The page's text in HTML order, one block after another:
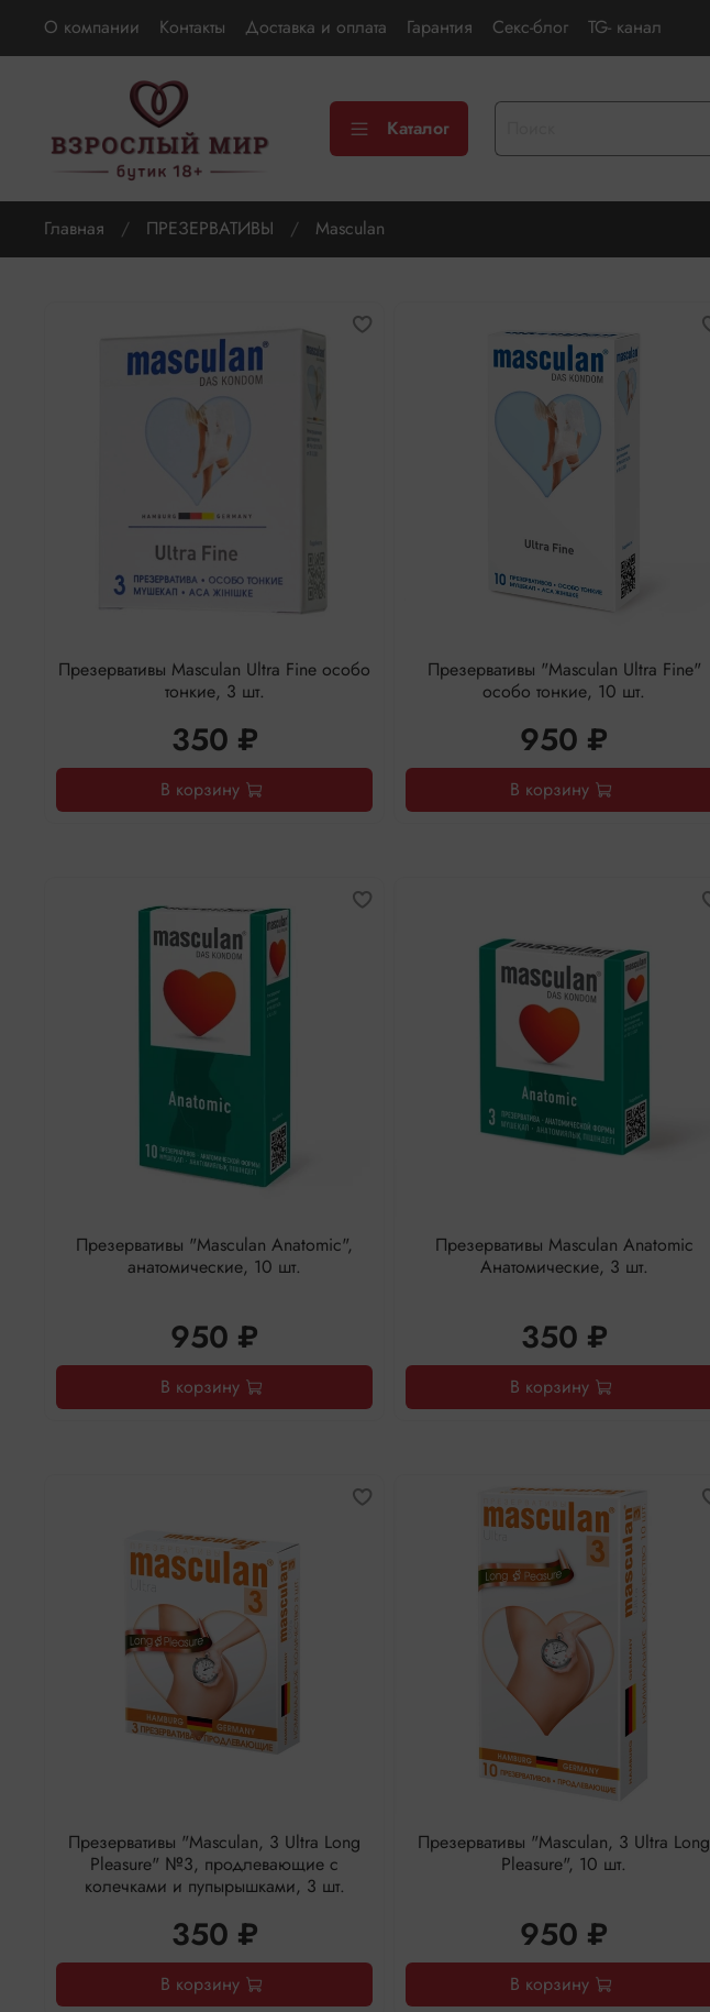
О компании Контакты Доставка и оплата Гарантия Секс-блог TG- канал
Каталог
Главная ПРЕЗЕРВАТИВЫ Masculan
Презервативы Masculan Ultra Fine особо
тонкие, 3 шт.
350 ₽
В корзину
Презервативы "Masculan Ultra Fine"
особо тонкие, 10 шт.
950 ₽
В корзину
Презервативы "Masculan Anatomic",
анатомические, 10 шт.
950 ₽
В корзину
Презервативы Masculan Anatomic
Анатомические, 3 шт.
350 ₽
В корзину
Презервативы "Masculan, 3 Ultra Long
Pleasure" №3, продлевающие с
колечками и пупырышками, 3 шт.
350 ₽
В корзину
Презервативы "Masculan, 3 Ultra Long
Pleasure", 10 шт.
950 ₽
В корзину